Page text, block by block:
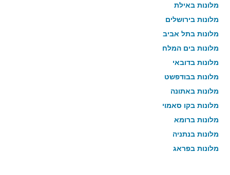
מלונות באילת
מלונות בירושלים
מלונות בתל אביב
מלונות בים המלח
מלונות בדובאי
מלונות בבודפשט
מלונות באתונה
מלונות בקו סאמוי
מלונות ברומא
מלונות בנתניה
מלונות בפראג